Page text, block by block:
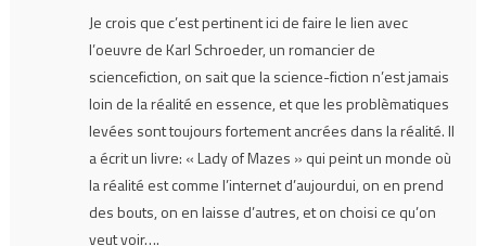
Je crois que c’est pertinent ici de faire le lien avec
l’oeuvre de Karl Schroeder, un romancier de
sciencefiction, on sait que la science-fiction n’est jamais
loin de la réalité en essence, et que les problèmatiques
levées sont toujours fortement ancrées dans la réalité. Il
a écrit un livre: « Lady of Mazes » qui peint un monde où
la réalité est comme l’internet d’aujourdui, on en prend
des bouts, on en laisse d’autres, et on choisi ce qu’on
veut voir….